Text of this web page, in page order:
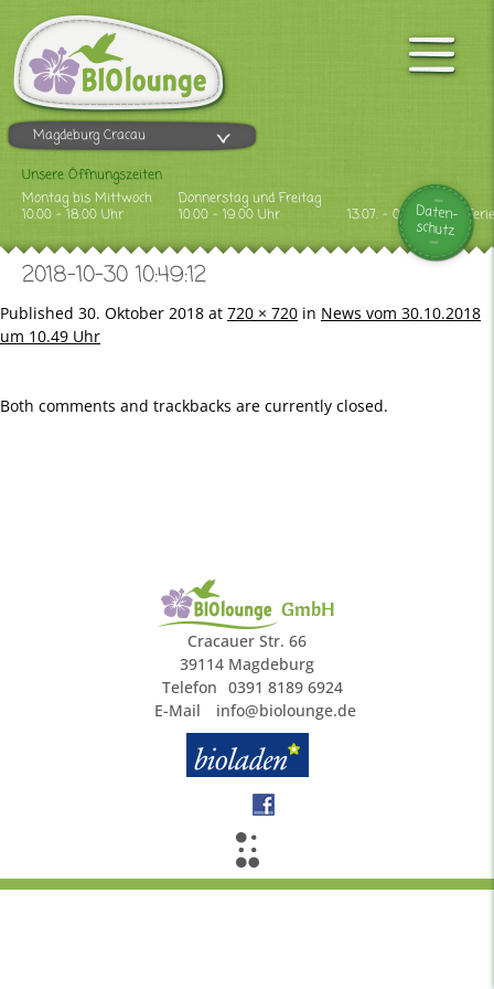
Magdeburg Cracau
Unsere Öffnungszeiten
Montag bis Mittwoch
10.00 - 18.00 Uhr
Donnerstag und Freitag
10.00 - 19.00 Uhr
13.07. - 09.08.2026
Daten-
schutz
2018-10-30 10:49:12
Published 30. Oktober 2018 at 720 × 720 in News vom 30.10.2018
um 10.49 Uhr
Both comments and trackbacks are currently closed.
GmbH
Cracauer Str. 66
39114 Magdeburg
Telefon 0391 8189 6924
E-Mail
info@biolounge.de